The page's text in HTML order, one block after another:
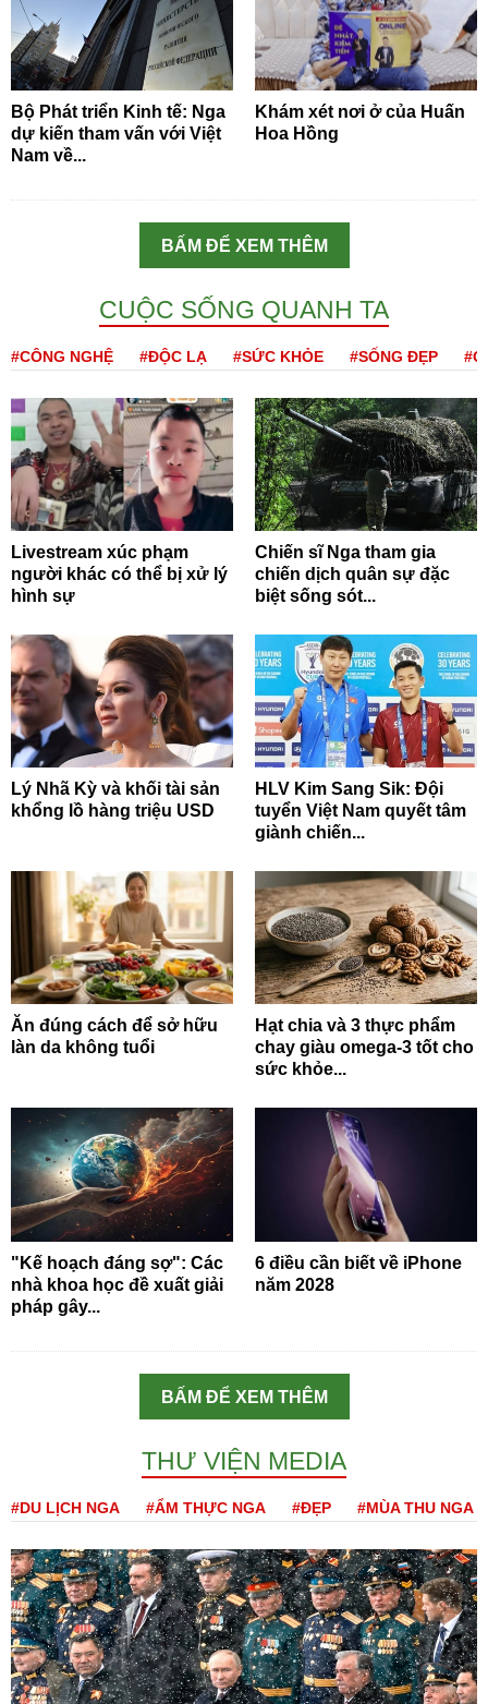
Bộ Phát triển Kinh tế: Nga
dự kiến tham vấn với Việt
Nam về...
Khám xét nơi ở của Huấn
Hoa Hồng
BẤM ĐỂ XEM THÊM
CUỘC SỐNG QUANH TA
#CÔNG NGHỆ #ĐỘC LẠ #SỨC KHỎE #SỐNG ĐẸP
Livestream xúc phạm
người khác có thể bị xử lý
hình sự
Chiến sĩ Nga tham gia
chiến dịch quân sự đặc
biệt sống sót...
Lý Nhã Kỳ và khối tài sản
khổng lồ hàng triệu USD
HLV Kim Sang Sik: Đội
tuyển Việt Nam quyết tâm
giành chiến...
Ăn đúng cách để sở hữu
làn da không tuổi
Hạt chia và 3 thực phẩm
chay giàu omega-3 tốt cho
sức khỏe...
"Kế hoạch đáng sợ": Các
nhà khoa học đề xuất giải
pháp gây...
6 điều cần biết về iPhone
năm 2028
BẤM ĐỂ XEM THÊM
THƯ VIỆN MEDIA
#DU LỊCH NGA #ẨM THỰC NGA #ĐẸP #MÙA THU NGA